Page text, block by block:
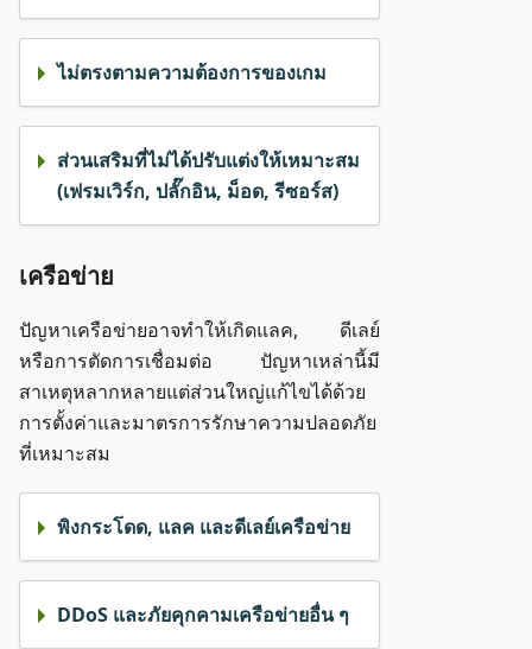
ไม่ตรงตามความต้องการของเกม
ส่วนเสริมที่ไม่ได้ปรับแต่งให้เหมาะสม
(เฟรมเวิร์ก, ปลั๊กอิน, ม็อด, รีซอร์ส)
เครือข่าย
ปัญหาเครือข่ายอาจทำให้เกิดแลค, ดีเลย์
หรือการตัดการเชื่อมต่อ ปัญหาเหล่านี้มี
สาเหตุหลากหลายแต่ส่วนใหญ่แก้ไขได้ด้วย
การตั้งค่าและมาตรการรักษาความปลอดภัย
ที่เหมาะสม
พิงกระโดด, แลค และดีเลย์เครือข่าย
DDoS และภัยคุกคามเครือข่ายอื่น ๆ